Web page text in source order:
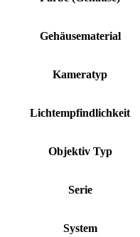
Gehäusematerial
Kameratyp
Lichtempfindlichkeit
Objektiv Typ
Serie
System